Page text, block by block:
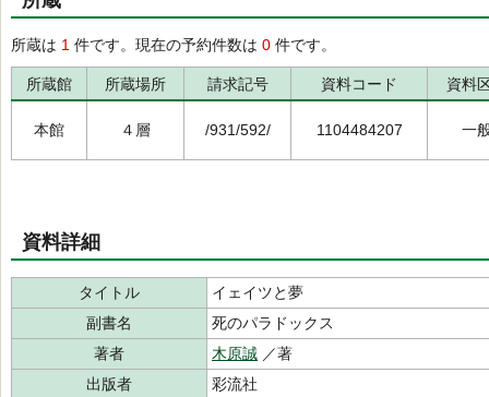
所蔵は 1 件です。現在の予約件数は 0 件です。
所蔵館 所蔵場所 請求記号 資料コード 資料
本館 ４層 /931/592/ 1104484207 一
資料詳細
タイトル
イェイツと夢
副書名
死のパラドックス
著者
木原誠 ／著
出版者
彩流社